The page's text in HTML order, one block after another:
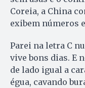
Coreia, a China
exibem números
Parei na letra C
vive bons dias. E
de lado igual a
égua, cavando